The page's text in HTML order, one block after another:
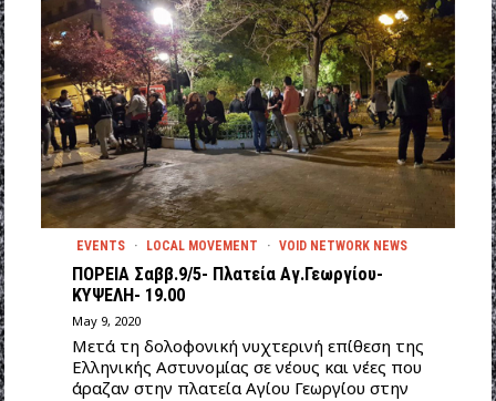
EVENTS · LOCAL MOVEMENT · VOID NETWORK NEWS
ΠΟΡΕΙΑ Σαββ.9/5- Πλατεία Αγ.Γεωργίου-
ΚΥΨΕΛΗ- 19.00
May 9, 2020
Μετά τη δολοφονική νυχτερινή επίθεση της
Ελληνικής Αστυνομίας σε νέους και νέες που
άραζαν στην πλατεία Αγίου Γεωργίου στην